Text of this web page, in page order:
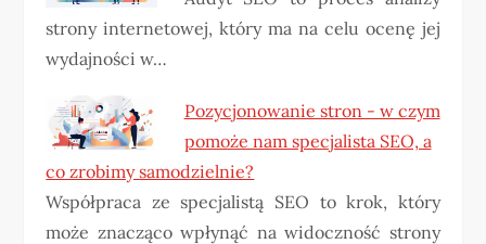
strony internetowej, który ma na celu ocenę jej
wydajności w…
Pozycjonowanie stron - w czym
pomoże nam specjalista SEO, a
co zrobimy samodzielnie?
Współpraca ze specjalistą SEO to krok, który
może znacząco wpłynąć na widoczność strony